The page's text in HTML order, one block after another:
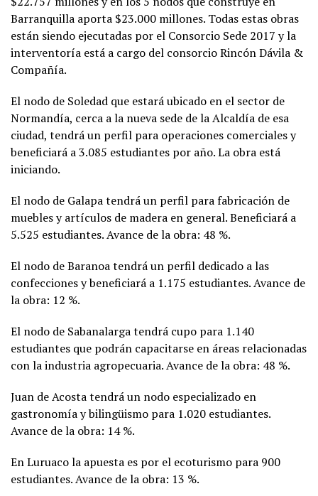
Barranquilla aporta $23.000 millones. Todas estas obras
están siendo ejecutadas por el Consorcio Sede 2017 y la
interventoría está a cargo del consorcio Rincón Dávila &
Compañía.
El nodo de Soledad que estará ubicado en el sector de
Normandía, cerca a la nueva sede de la Alcaldía de esa
ciudad, tendrá un perfil para operaciones comerciales y
beneficiará a 3.085 estudiantes por año. La obra está
iniciando.
El nodo de Galapa tendrá un perfil para fabricación de
muebles y artículos de madera en general. Beneficiará a
5.525 estudiantes. Avance de la obra: 48 %.
El nodo de Baranoa tendrá un perfil dedicado a las
confecciones y beneficiará a 1.175 estudiantes. Avance de
la obra: 12 %.
El nodo de Sabanalarga tendrá cupo para 1.140
estudiantes que podrán capacitarse en áreas relacionadas
con la industria agropecuaria. Avance de la obra: 48 %.
Juan de Acosta tendrá un nodo especializado en
gastronomía y bilingüismo para 1.020 estudiantes.
Avance de la obra: 14 %.
En Luruaco la apuesta es por el ecoturismo para 900
estudiantes. Avance de la obra: 13 %.